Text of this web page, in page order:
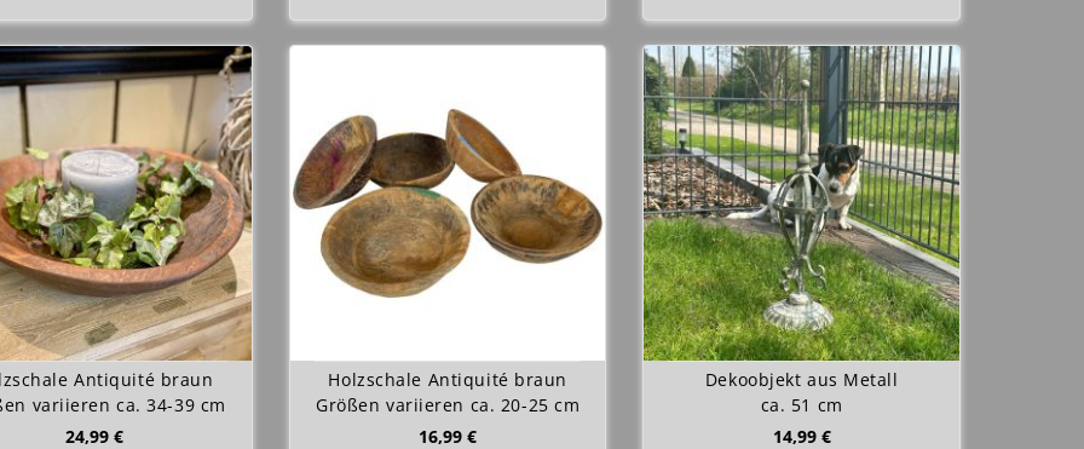
Antiquité braun
variieren ca. 34-39 cm
24,99 €
Holzschale Antiquité braun
Größen variieren ca. 20-25 cm
16,99 €
Dekoobjekt aus Metall
ca. 51 cm
14,99 €